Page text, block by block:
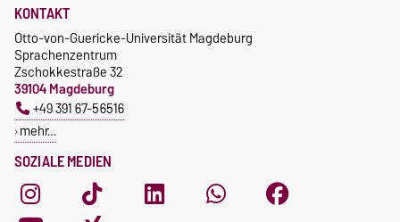
Anmeldung
Incomings
SOZIALE MEDIEN
KONTAKT
Otto-von-Guericke-Universität Magdeburg
Sprachenzentrum
Zschokkestraße 32
39104 Magdeburg
+49 391 67-56516
mehr…